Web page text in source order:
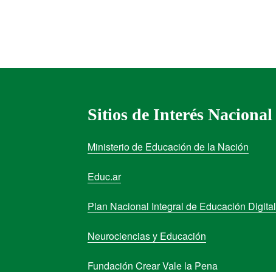
Sitios de Interés Nacional
Ministerio de Educación de la Nación
Educ.ar
Plan Nacional Integral de Educación Digital
Neurociencias y Educación
Fundación Crear Vale la Pena